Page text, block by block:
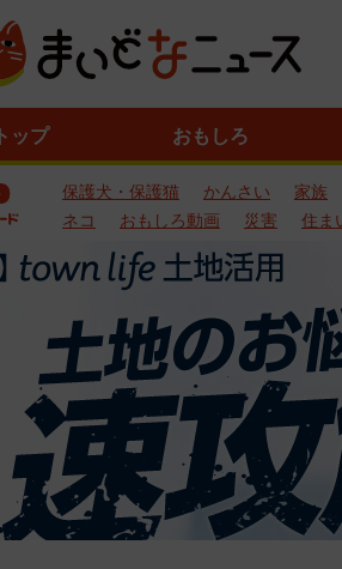
トップ おもしろ
保護犬・保護猫 かんさい 家族
ネコ
おもしろ動画 災害 住ま